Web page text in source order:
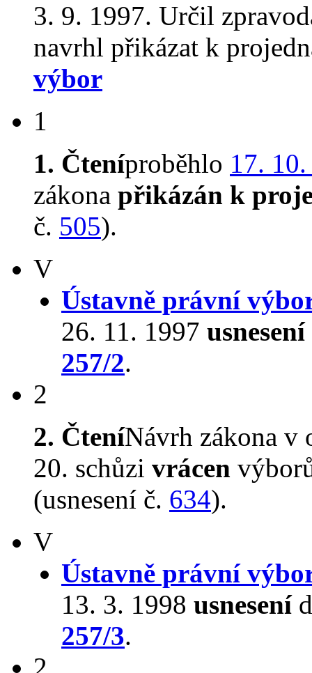
3. 9. 1997. Určil
navrhl přikázat k
výbor
1
1. Čteníproběhlo 17.
zákona přikázán k
č. 505).
V
Ústavně právní
26. 11. 1997 usnesení
257/2.
2
2. ČteníNávrh zákona v
20. schůzi vrácen
(usnesení č. 634).
V
Ústavně právní
13. 3. 1998 usnesení
257/3.